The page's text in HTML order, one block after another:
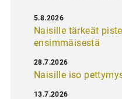
Naisille tärkeät
ensimmäisestä
5.8.2026
Naisille iso
28.7.2026
13.7.2026